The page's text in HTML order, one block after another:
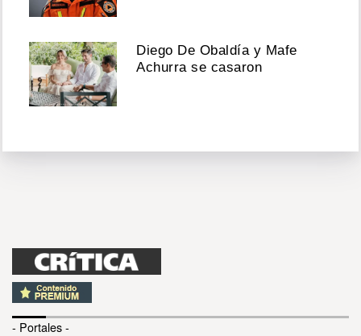
Diego De Obaldía y Mafe
Achurra se casaron
- Portales -